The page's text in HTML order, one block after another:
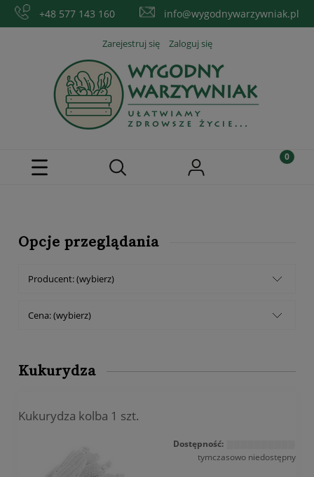
+48 577 143 160 info@wygodnywarzywniak.pl
Zarejestruj się Zaloguj się
Opcje przeglądania
Producent: (wybierz)
Cena: (wybierz)
Kukurydza
Kukurydza kolba 1 szt.
Dostępność:
tymczasowo niedostępny